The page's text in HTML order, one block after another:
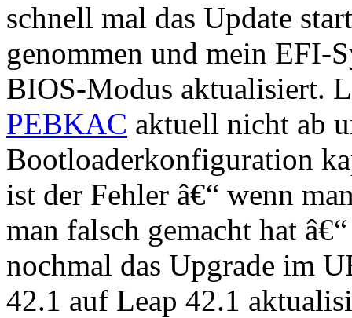
schnell mal das Update
genommen und mein EFI-
BIOS-Modus aktualisiert.
PEBKAC aktuell nicht ab
Bootloaderkonfiguration
ist der Fehler â€“ wenn
man falsch gemacht hat
nochmal das Upgrade im
42.1 auf Leap 42.1